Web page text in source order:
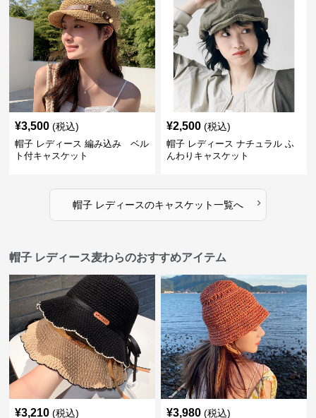
¥3,500 (税込)
帽子 レディース 編み込み ベル
ト付キャスケット
¥2,500 (税込)
帽子 レディース ナチュラル ふ
んわりキャスケット
帽子 レディースのキャスケット一覧へ ›
帽子 レディース麦わらのおすすめアイテム
¥3,210 (税込) ¥3,980 (税込)